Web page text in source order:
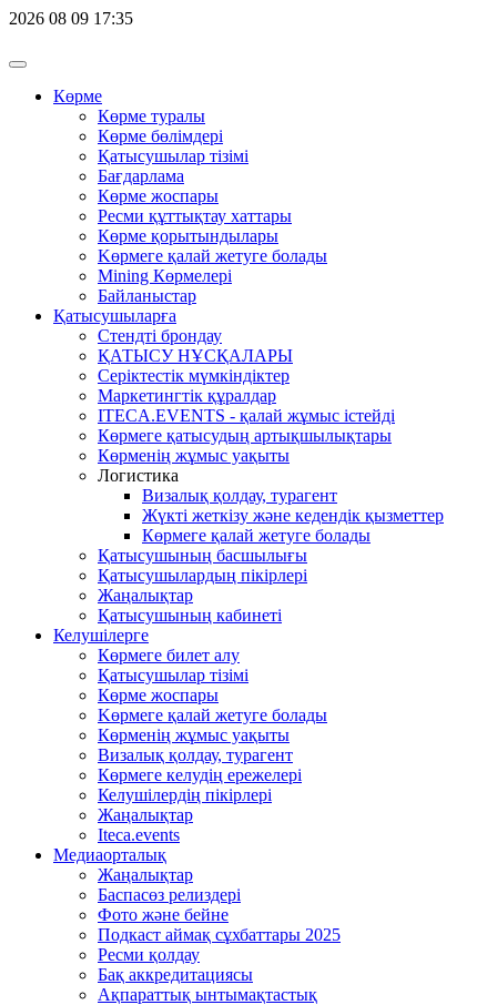
2026 08 09 17:35
Көрме
Көрме туралы
Көрме бөлімдері
Қатысушылар тізімі
Бағдарлама
Көрме жоспары
Ресми құттықтау хаттары
Көрме қорытындылары
Kөрмеге қалай жетуге болады
Mining Көрмелері
Байланыстар
Қатысушыларға
Стендті брондау
ҚАТЫСУ НҰСҚАЛАРЫ
Серіктестік мүмкіндіктер
Маркетингтік құралдар
ITECA.EVENTS - қалай жұмыс істейді
Көрмеге қатысудың артықшылықтары
Көрменің жұмыс уақыты
Логистика
Визалық қолдау, турагент
Жүкті жеткізу және кедендік қызметтер
Көрмеге қалай жетуге болады
Қатысушының басшылығы
Қатысушылардың пікірлері
Жаңалықтар
Қатысушының кабинеті
Келушілерге
Көрмеге билет алу
Қатысушылар тізімі
Көрме жоспары
Kөрмеге қалай жетуге болады
Көрменің жұмыс уақыты
Визалық қолдау, турагент
Көрмеге келудің ережелері
Келушілердің пікірлері
Жаңалықтар
Iteca.events
Медиаорталық
Жаңалықтар
Баспасөз релиздері
Фото және бейне
Подкаст аймақ сұхбаттары 2025
Ресми қолдау
Бақ аккредитациясы
Ақпараттық ынтымақтастық